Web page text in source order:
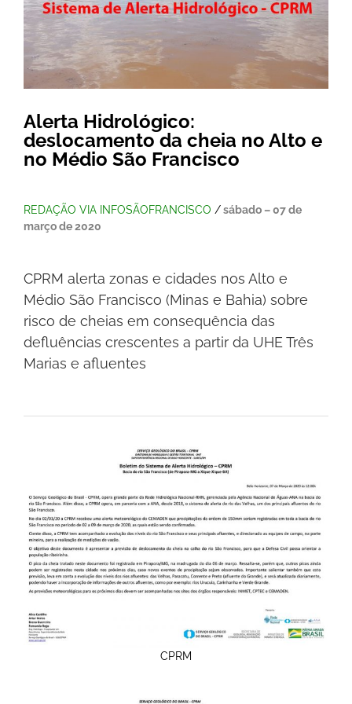
Alerta Hidrológico:
deslocamento da cheia no Alto e
no Médio São Francisco
REDAÇÃO VIA INFOSÃOFRANCISCO /sábado – 07 de
março de 2020
CPRM alerta zonas e cidades nos Alto e
Médio São Francisco (Minas e Bahia) sobre
risco de cheias em consequência das
defluências crescentes a partir da UHE Três
Marias e afluentes
CPRM